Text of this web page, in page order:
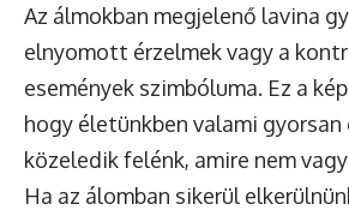
Az álmokban megjelenő lavina
elnyomott érzelmek vagy a
események szimbóluma. Ez a
hogy életünkben valami gyorsan
közeledik felénk, amire nem
Ha az álomban sikerül